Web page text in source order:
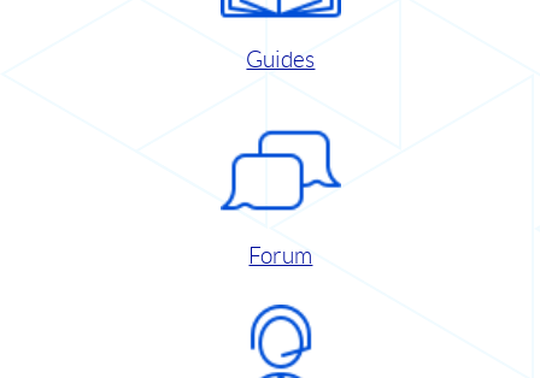
Guides
Forum